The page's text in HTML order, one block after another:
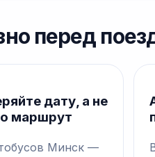
перед
дату, а не
маршрут
Минск —